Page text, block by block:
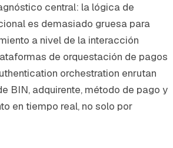
central: la lógica de
es demasiado gruesa para
a nivel de la interacción
de orquestación de pagos
orchestration enrutan
BIN, adquirente, método de pago y
en tiempo real, no solo por